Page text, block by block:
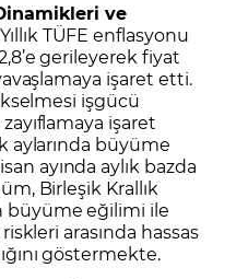
ve
TÜFE enflasyonu
gerileyerek fiyat
işaret etti.
işgücü
işaret
aylarında büyüme
ayında aylık bazda
Birleşik Krallık
büyüme eğilimi ile
arasında hassas
göstermekte.